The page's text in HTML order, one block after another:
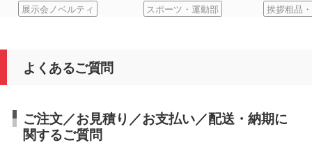
展示会ノベルティ スポーツ・運動部 挨拶粗品
よくあるご質問
ご注文／お見積り／お支払い／配送・納期に
関するご質問